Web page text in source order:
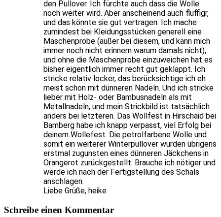
den Pullover. Ich fürchte auch dass die Wolle
noch weiter wird. Aber anscheinend auch fluffigr,
und das könnte sie gut vertragen. Ich mache
zumindest bei Kleidungsstücken generell eine
Maschenprobe (außer bei diesem, und kann mich
immer noch nicht erinnern warum damals nicht),
und ohne die Maschenprobe einzuweichen hat es
bisher eigentlich immer recht gut geklappt. Ich
stricke relativ locker, das berücksichtige ich eh
meist schon mit dünneren Nadeln. Und ich stricke
lieber mit Holz- oder Bambusnadeln als mit
Metallnadeln, und mein Strickbild ist tatsächlich
anders bei letzteren. Das Wollfest in Hirschaid bei
Bamberg habe ich knapp verpasst, viel Erfolg bei
deinem Wollefest. Die petrolfarbene Wolle und
somit ein weiterer Winterpullover wurden übrigens
erstmal zugunsten eines dünneren Jäckchens in
Orangerot zurückgestellt. Brauche ich nötiger und
werde ich nach der Fertigstellung des Schals
anschlagen.
Liebe Grüße, heike
Schreibe einen Kommentar